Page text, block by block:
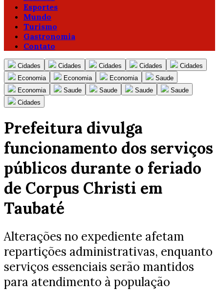
Esportes
Mundo
Turismo
Gastronomia
Contato
Cidades Cidades Cidades Cidades
Cidades
Economia
Economia Economia
Saude
Economia
Saude Saude Saude
Saude
Cidades
Prefeitura divulga
funcionamento dos serviços
públicos durante o feriado
de Corpus Christi em
Taubaté
Alterações no expediente afetam
repartições administrativas, enquanto
serviços essenciais serão mantidos
para atendimento à população